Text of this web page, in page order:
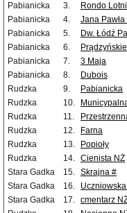
Pabianicka
3. Rondo
Pabianicka
4. Jana Pawła II
Pabianicka
5. Dw. Łódź
Pabianicka
6.
Pabianicka
7. 3 Maja
Pabianicka
8. Dubois
Rudzka
9. Pabianicka
Rudzka
10.
Rudzka
11.
Rudzka
12. Farna
Rudzka
13. Popioły
Rudzka
14. Cienista NŻ
Stara Gadka
15. Skrajna #
Stara Gadka
16.
Stara Gadka
17. cmentarz